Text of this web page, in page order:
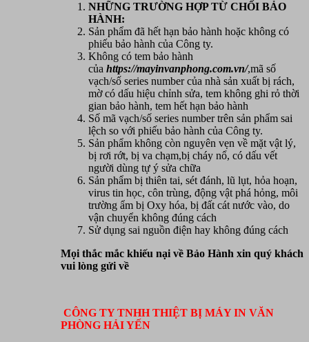
NHỮNG TRƯỜNG HỢP TỪ CHỐI BẢO
HÀNH:
Sản phẩm đã hết hạn bảo hành hoặc không có
phiếu bảo hành của Công ty.
Không có tem bảo hành
của https://mayinvanphong.com.vn/,mã số
vạch/số series number của nhà sản xuất bị rách,
mờ có dấu hiệu chỉnh sửa, tem không ghi rỏ thời
gian bảo hành, tem hết hạn bảo hành
Số mã vạch/số series number trên sản phẩm sai
lệch so với phiếu bảo hành của Công ty.
Sản phẩm không còn nguyên vẹn về mặt vật lý,
bị rơi rớt, bị va chạm,bị cháy nổ, có dấu vết
người dùng tự ý sửa chữa
Sản phẩm bị thiên tai, sét đánh, lũ lụt, hỏa hoạn,
virus tin học, côn trùng, động vật phá hỏng, môi
trường ẩm bị Oxy hóa, bị đất cát nước vào, do
vận chuyển không đúng cách
Sử dụng sai nguồn điện hay không đúng cách
Mọi thắc mắc khiếu nại về Bảo Hành xin quý khách
vui lòng gửi về
CÔNG TY TNHH THIỆT BỊ MÁY IN VĂN
PHÒNG HẢI YẾN